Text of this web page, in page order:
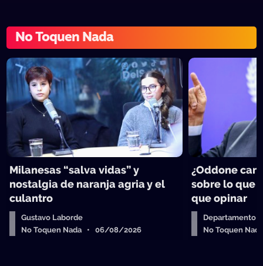
No Toquen Nada
Milanesas “salva vidas” y
nostalgia de naranja agria y el
culantro
Gustavo Laborde
No Toquen Nada • 06/08/2026
¿Oddone
sobre lo que
que opinar
Departamento
No Toquen